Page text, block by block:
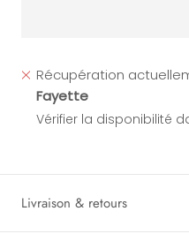
Récupération
Fayette
Vérifier la disponibilité
Livraison & retours